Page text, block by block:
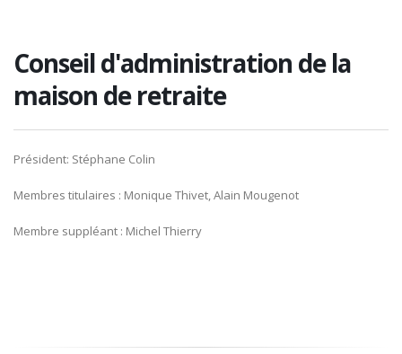
Conseil d'administration de la
maison de retraite
Président: Stéphane Colin
Membres titulaires : Monique Thivet, Alain Mougenot
Membre suppléant : Michel Thierry